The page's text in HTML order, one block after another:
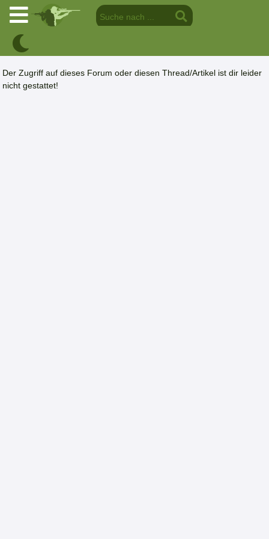
Der Zugriff auf dieses Forum oder diesen Thread/Artikel ist dir leider
nicht gestattet!